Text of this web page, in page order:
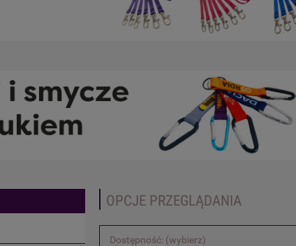
OPCJE PRZEGLĄDANIA
Dostępność: (wybierz)